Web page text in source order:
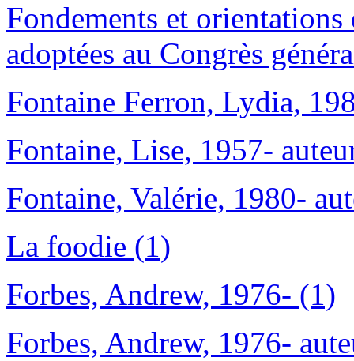
Fondements et
adoptées au Congrès
Fontaine Ferron, Lydia,
Fontaine, Lise, 1957-
Fontaine, Valérie, 1980-
La foodie (1)
Forbes, Andrew, 1976- (1)
Forbes, Andrew, 1976-